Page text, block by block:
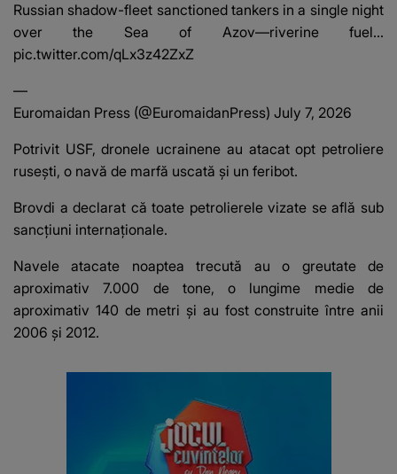
Russian shadow-fleet sanctioned tankers in a single night
over the Sea of Azov—riverine fuel…
pic.twitter.com/qLx3z42ZxZ
—
Euromaidan Press (@EuromaidanPress) July 7, 2026
Potrivit USF, dronele ucrainene au atacat opt ​​petroliere
rusești, o navă de marfă uscată și un feribot.
Brovdi a declarat că toate petrolierele vizate se află sub
sancțiuni internaționale.
Navele atacate noaptea trecută au o greutate de
aproximativ 7.000 de tone, o lungime medie de
aproximativ 140 de metri și au fost construite între anii
2006 și 2012.